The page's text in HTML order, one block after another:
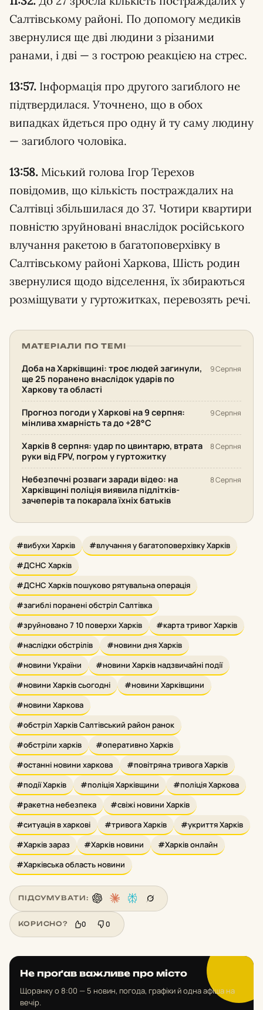
Салтівському районі. По допомогу медиків
звернулися ще дві людини з різаними
ранами, і дві — з гострою реакцією на стрес.
13:57. Інформація про другого загиблого не
підтвердилася. Уточнено, що в обох
випадках йдеться про одну й ту саму людину
— загиблого чоловіка.
13:58. Міський голова Ігор Терехов
повідомив, що кількість постраждалих на
Салтівці збільшилася до 37. Чотири квартири
повністю зруйновані внаслідок російського
влучання ракетою в багатоповерхівку в
Салтівському районі Харкова, Шість родин
звернулися щодо відселення, їх збираються
розміщувати у гуртожитках, перевозять речі.
МАТЕРІАЛИ ПО ТЕМІ
Доба на Харківщині: троє людей загинули,
ще 25 поранено внаслідок ударів по
Харкову та області
9 Серпня
Прогноз погоди у Харкові на 9 серпня:
мінлива хмарність та до +28°С
9 Серпня
Харків 8 серпня: удар по цвинтарю, втрата
руки від FPV, погром у гуртожитку
8 Серпня
Небезпечні розваги заради відео: на
Харківщині поліція виявила підлітків-
зачеперів та покарала їхніх батьків
8 Серпня
#вибухи Харків
#влучання у багатоповерхівку Харків
#ДСНС Харків
#ДСНС Харків пошуково рятувальна операція
#загиблі поранені обстріл Салтівка
#зруйновано 7 10 поверхи Харків
#карта тривог Харків
#наслідки обстрілів
#новини дня Харків
#новини України
#новини Харків надзвичайні події
#новини Харків сьогодні
#новини Харківщини
#новини Харкова
#обстріл Харків Салтівський район ранок
#обстріли харків
#оперативно Харків
#останні новини харкова
#повітряна тривога Харків
#події Харків
#поліція Харківщини
#поліція Харкова
#ракетна небезпека
#свіжі новини Харків
#ситуація в харкові
#тривога Харків
#укриття Харків
#Харків зараз
#Харків новини
#Харків онлайн
#Харківська область новини
ПІДСУМУВАТИ:
КОРИСНО? 0 0
Не проґав важливе про місто
Щоранку о 8:00 — 5 новин, погода, графіки й одна афіша на
вечір.